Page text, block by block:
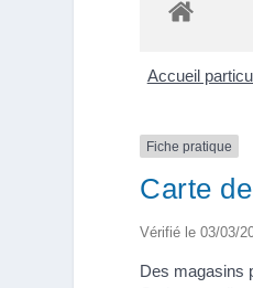
Accueil
Fiche pratique
Carte
Vérifié le 03/03/
Des magasins